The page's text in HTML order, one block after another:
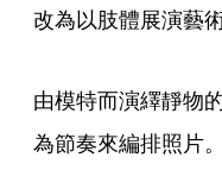
改為以肢體展演藝
由模特而演繹靜物
為節奏來編排照片